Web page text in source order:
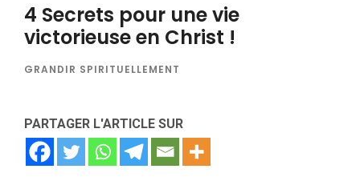
4 Secrets pour une vie
victorieuse en Christ !
GRANDIR SPIRITUELLEMENT
PARTAGER L'ARTICLE SUR